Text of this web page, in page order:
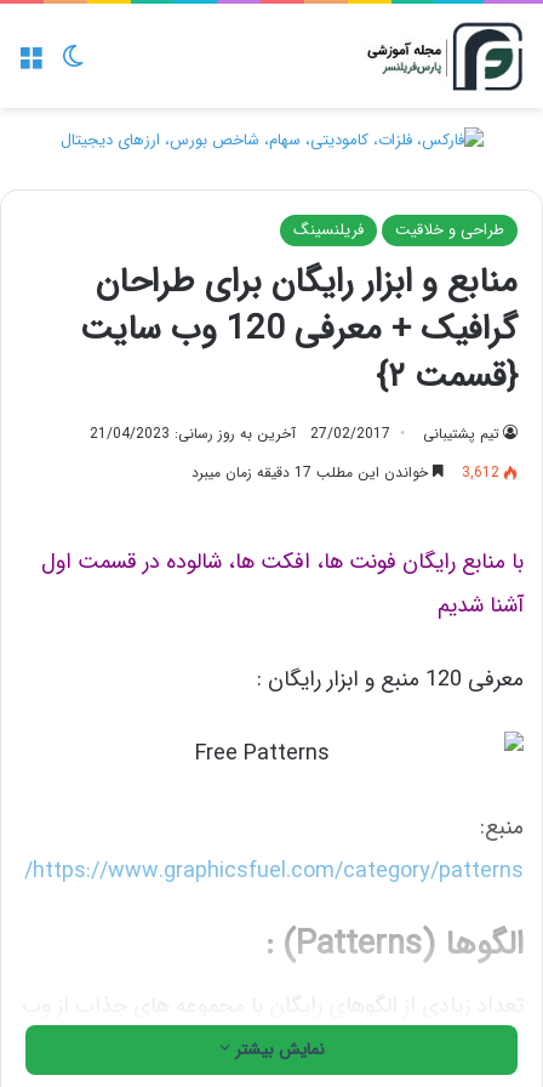
تغییر
طراحی و خلاقیت فریلنسینگ
منابع و ابزار رایگان برای طراحان
گرافیک + معرفی 120 وب سایت
{قسمت ۲}
تیم پشتیبانی 27/02/2017
آخرین به روز رسانی: 21/04/2023
3,612
خواندن این مطلب 17 دقیقه زمان میبرد
با منابع رایگان فونت ها، افکت ها، شالوده در قسمت اول
آشنا شدیم
معرفی 120 منبع و ابزار رایگان :
منبع:
https://www.graphicsfuel.com/category/patterns/
الگوها (Patterns
) :
تعداد زیادی از الگوهای رایگان با مجموعه های جذاب از وب
سایتهای منابع طراحی رایگان را دریافت کنید . آنها برای
نمایش بیشتر